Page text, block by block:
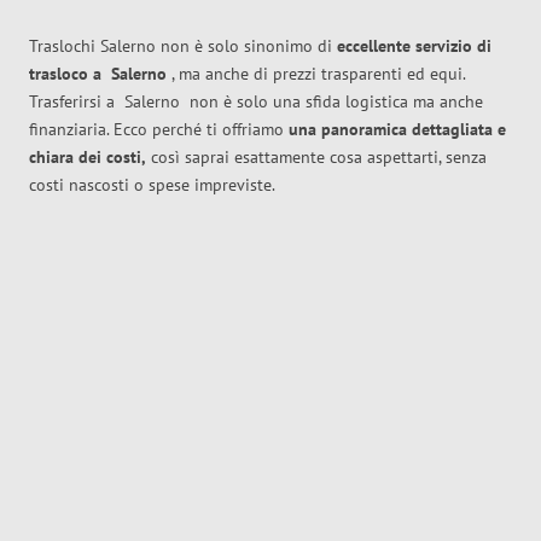
Traslochi Salerno non è solo sinonimo di eccellente servizio di
trasloco a Salerno , ma anche di prezzi trasparenti ed equi.
Trasferirsi a Salerno non è solo una sfida logistica ma anche
finanziaria. Ecco perché ti offriamo una panoramica dettagliata e
chiara dei costi, così saprai esattamente cosa aspettarti, senza
costi nascosti o spese impreviste.